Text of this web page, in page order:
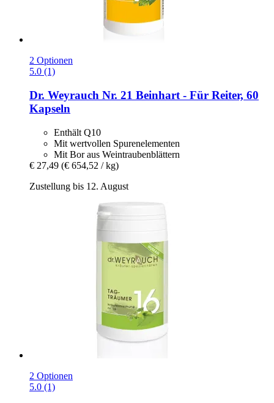
2 Optionen
5.0 (1)
Dr. Weyrauch Nr. 21 Beinhart -​ Für Reiter, 60
Kapseln
Enthält Q10
Mit wertvollen Spurenelementen
Mit Bor aus Weintraubenblättern
€ 27,49 (€ 654,52 / kg)
Zustellung bis 12. August
2 Optionen
5.0 (1)